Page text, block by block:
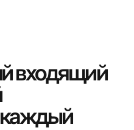
входящий
каждый